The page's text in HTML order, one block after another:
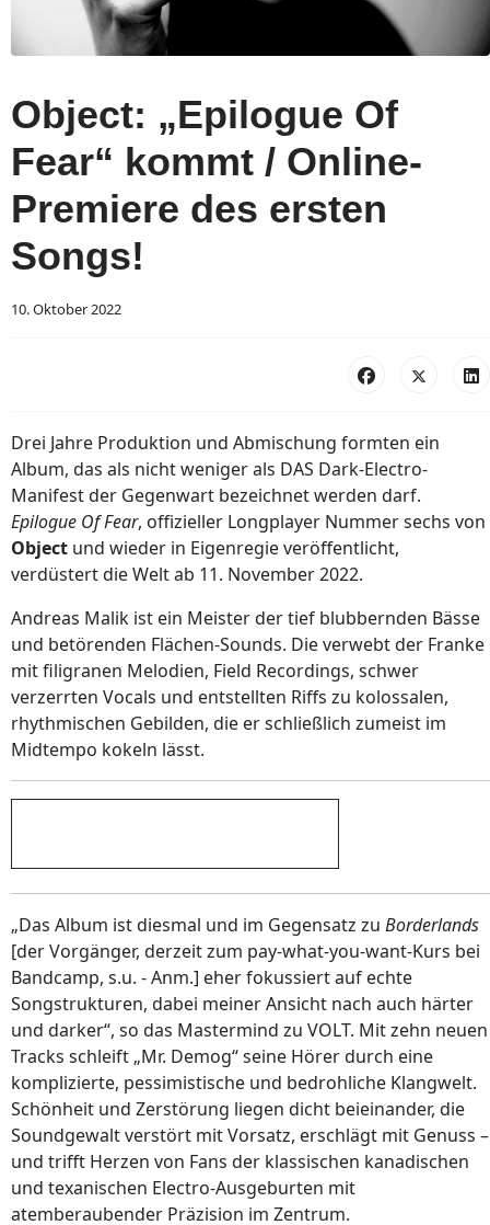
Object: „Epilogue Of
Fear“ kommt / Online-
Premiere des ersten
Songs!
10. Oktober 2022
Drei Jahre Produktion und Abmischung formten ein
Album, das als nicht weniger als DAS Dark-Electro-
Manifest der Gegenwart bezeichnet werden darf.
Epilogue Of Fear, offizieller Longplayer Nummer sechs von
Object und wieder in Eigenregie veröffentlicht,
verdüstert die Welt ab 11. November 2022.
Andreas Malik ist ein Meister der tief blubbernden Bässe
und betörenden Flächen-Sounds. Die verwebt der Franke
mit filigranen Melodien, Field Recordings, schwer
verzerrten Vocals und entstellten Riffs zu kolossalen,
rhythmischen Gebilden, die er schließlich zumeist im
Midtempo kokeln lässt.
„Das Album ist diesmal und im Gegensatz zu Borderlands
[der Vorgänger, derzeit zum pay-what-you-want-Kurs bei
Bandcamp, s.u. - Anm.] eher fokussiert auf echte
Songstrukturen, dabei meiner Ansicht nach auch härter
und darker“, so das Mastermind zu VOLT. Mit zehn neuen
Tracks schleift „Mr. Demog“ seine Hörer durch eine
komplizierte, pessimistische und bedrohliche Klangwelt.
Schönheit und Zerstörung liegen dicht beieinander, die
Soundgewalt verstört mit Vorsatz, erschlägt mit Genuss –
und trifft Herzen von Fans der klassischen kanadischen
und texanischen Electro-Ausgeburten mit
atemberaubender Präzision im Zentrum.